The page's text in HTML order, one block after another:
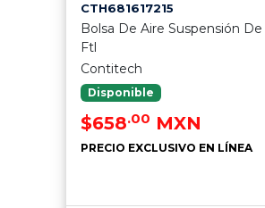
CTH681617215
Bolsa De Aire Suspensión De
Ftl
Contitech
Disponible
$658.00 MXN
PRECIO EXCLUSIVO EN LÍNEA